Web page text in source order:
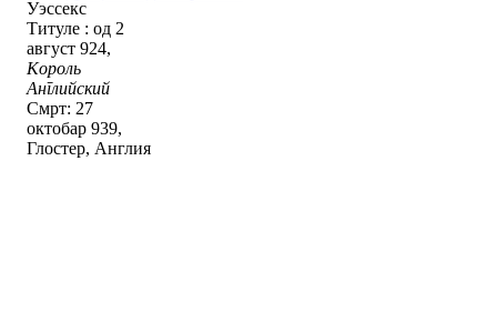
Уэссекс
Титуле : од 2
август 924,
Король
Английский
Смрт: 27
октобар 939,
Глостер, Англия